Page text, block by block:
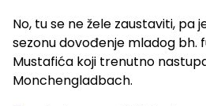
No, tu se ne žele zaustaviti, pa
sezonu dovođenje mladog bh.
Mustafića koji trenutno
Monchengladbach.